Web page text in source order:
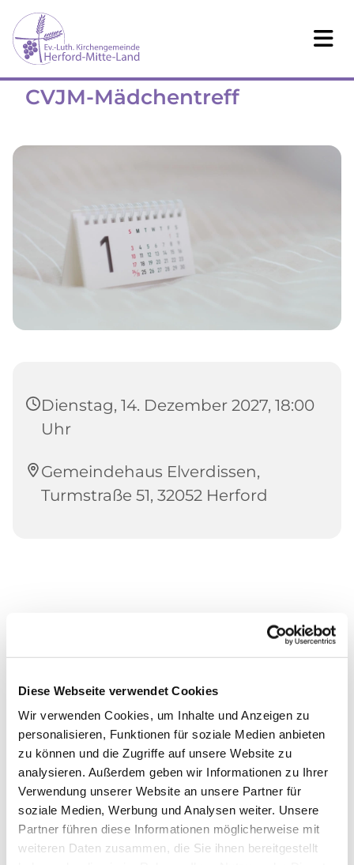
Diese Webseite verwendet Cookies
Wir verwenden Cookies, um Inhalte und Anzeigen zu
personalisieren, Funktionen für soziale Medien anbieten
zu können und die Zugriffe auf unsere Website zu
analysieren. Außerdem geben wir Informationen zu Ihrer
Verwendung unserer Website an unsere Partner für
soziale Medien, Werbung und Analysen weiter. Unsere
Partner führen diese Informationen möglicherweise mit
weiteren Daten zusammen, die Sie ihnen bereitgestellt
CVJM-Mädchentreff
Dienstag, 14. Dezember 2027, 18:00
Uhr
Gemeindehaus Elverdissen,
Turmstraße 51, 32052 Herford